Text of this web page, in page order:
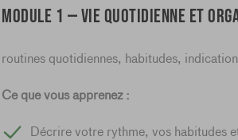
Module 1 — vie quotidienne et
routines quotidiennes, habitudes,
Ce que vous apprenez :
Décrire votre rythme, vos habitudes